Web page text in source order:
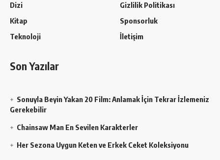
Dizi
Kitap
Teknoloji
Gizlilik Politikası
Sponsorluk
İletişim
Son Yazılar
Sonuyla Beyin Yakan 20 Film: Anlamak İçin Tekrar İzlemeniz
Gerekebilir
Chainsaw Man En Sevilen Karakterler
Her Sezona Uygun Keten ve Erkek Ceket Koleksiyonu